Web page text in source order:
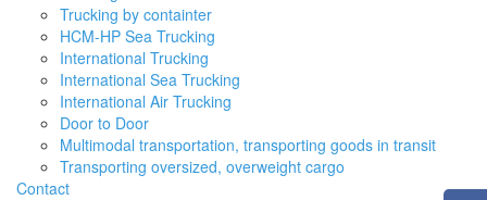
Trucking by containter
HCM-HP Sea Trucking
International Trucking
International Sea Trucking
International Air Trucking
Door to Door
Multimodal transportation, transporting goods in transit
Transporting oversized, overweight cargo
Contact